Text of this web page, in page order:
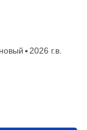
2026 г.в.